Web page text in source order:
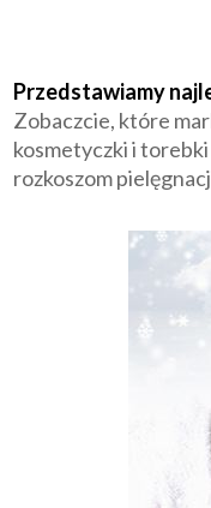
Przedstawiamy
Zobaczcie, które
kosmetyczki i torebki
rozkoszom